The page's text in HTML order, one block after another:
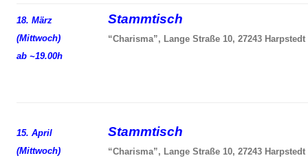
18. März
(Mittwoch)
ab ~19.00h
Stammtisch
“Charisma”, Lange Straße 10, 27243 Harpstedt
15. April
(Mittwoch)
Stammtisch
“Charisma”, Lange Straße 10, 27243 Harpstedt